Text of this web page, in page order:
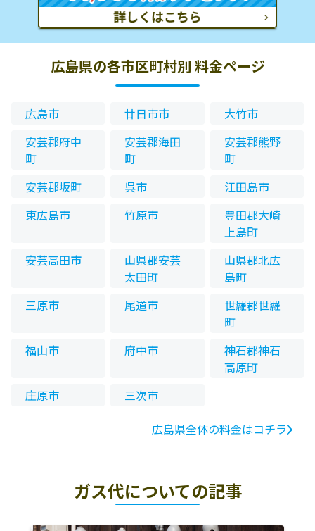
広島県の各市区町村別 料金ページ
広島市 廿日市市
大竹市
安芸郡府中
町
安芸郡海田
町
安芸郡熊野
町
安芸郡坂町
呉市
江田島市
東広島市
竹原市
豊田郡大崎
上島町
安芸高田市
山県郡安芸
太田町
山県郡北広
島町
三原市
尾道市
世羅郡世羅
町
福山市
府中市
神石郡神石
高原町
庄原市
三次市
広島県全体の料金はコチラ
ガス代についての記事